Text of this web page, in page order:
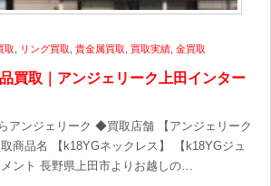
取 リング買取 貴金属買取 買取実績 金買取
買取｜アンジェリーク上田インター
アンジェリーク ◆買取店舗 【アンジェリーク
商品名 【k18YGネックレス】 【k18YGジュ
ント 長野県上田市よりお越しの…